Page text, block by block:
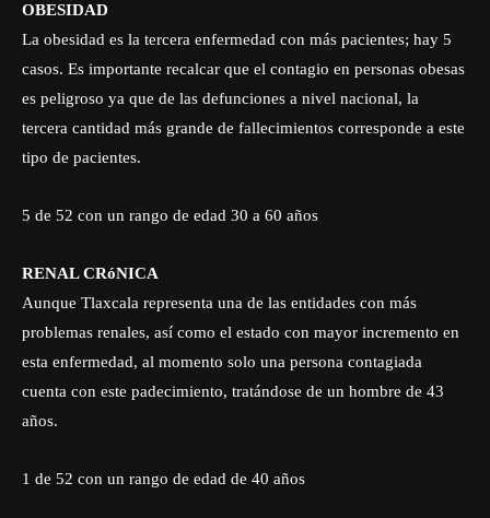
OBESIDAD
La obesidad es la tercera enfermedad con más pacientes; hay 5
casos. Es importante recalcar que el contagio en personas obesas
es peligroso ya que de las defunciones a nivel nacional, la
tercera cantidad más grande de fallecimientos corresponde a este
tipo de pacientes.
5 de 52 con un rango de edad 30 a 60 años
RENAL CRóNICA
Aunque Tlaxcala representa una de las entidades con más
problemas renales, así como el estado con mayor incremento en
esta enfermedad, al momento solo una persona contagiada
cuenta con este padecimiento, tratándose de un hombre de 43
años.
1 de 52 con un rango de edad de 40 años